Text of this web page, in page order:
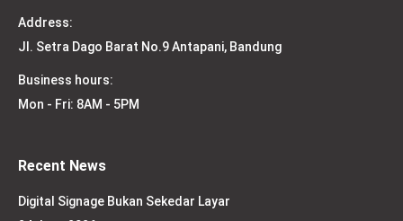
Address:
Jl. Setra Dago Barat No.9 Antapani, Bandung
Business hours:
Mon - Fri: 8AM - 5PM
Recent News
Digital Signage Bukan Sekedar Layar